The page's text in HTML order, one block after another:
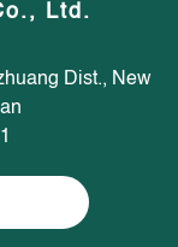
Ltd.
Dist., New